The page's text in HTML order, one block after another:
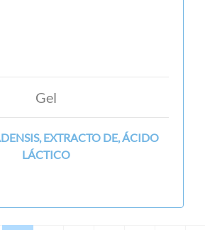
Gel
EXTRACTO DE, ÁCIDO
LÁCTICO